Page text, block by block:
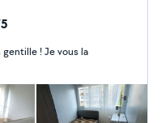
! Je vous la